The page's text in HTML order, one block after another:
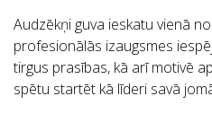
Audzēkņi guva ieskatu vienā
profesionālās izaugsmes
tirgus prasības, kā arī motivē
spētu startēt kā līderi savā